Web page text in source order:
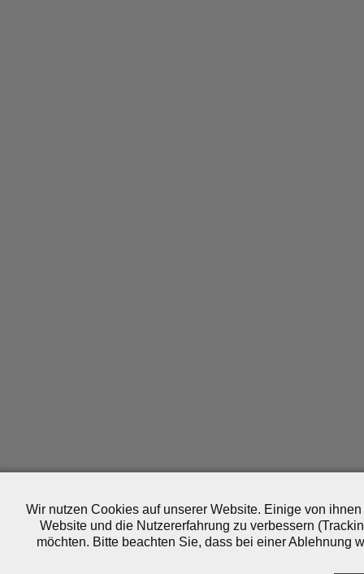
Wir nutzen Cookies auf unserer Website. Einige von
Website und die Nutzererfahrung zu verbessern
möchten. Bitte beachten Sie, dass bei einer Ablehnung